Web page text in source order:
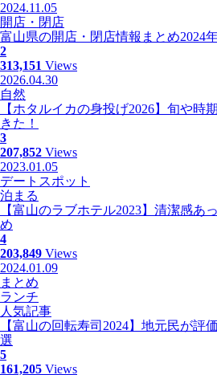
2024.11.05
開店・閉店
富山県の開店・閉店情報まとめ2024
2
313,151 Views
2026.04.30
自然
【ホタルイカの身投げ2026】旬や時
きた！
3
207,852 Views
2023.01.05
デートスポット
泊まる
【富山のラブホテル2023】清潔感あ
め
4
203,849 Views
2024.01.09
まとめ
ランチ
人気記事
【富山の回転寿司2024】地元民が評
選
5
161,205 Views